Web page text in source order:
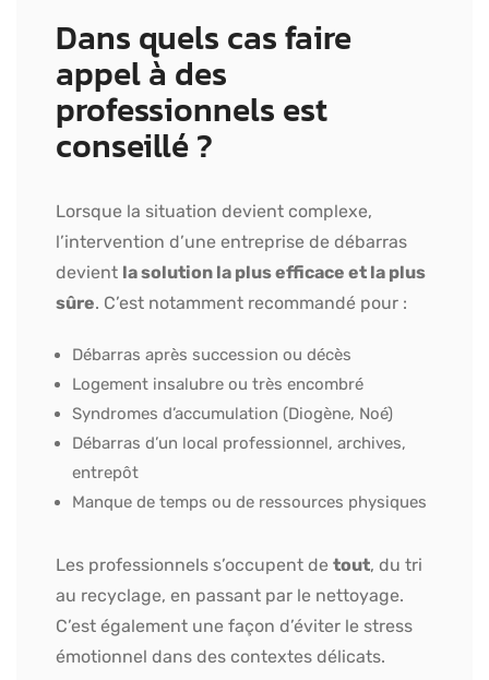
Dans quels cas faire
appel à des
professionnels est
conseillé ?
Lorsque la situation devient complexe,
l’intervention d’une entreprise de débarras
devient la solution la plus efficace et la plus
sûre. C’est notamment recommandé pour :
Débarras après succession ou décès
Logement insalubre ou très encombré
Syndromes d’accumulation (Diogène, Noé)
Débarras d’un local professionnel, archives,
entrepôt
Manque de temps ou de ressources physiques
Les professionnels s’occupent de tout, du tri
au recyclage, en passant par le nettoyage.
C’est également une façon d’éviter le stress
émotionnel dans des contextes délicats.